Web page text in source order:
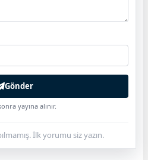
Gönder
yayına alınır.
İlk yorumu siz yazın.